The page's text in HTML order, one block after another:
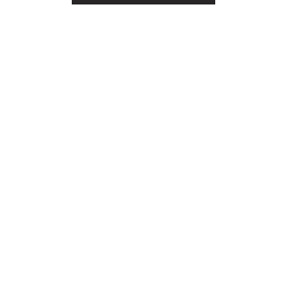
Ritorna al Bar